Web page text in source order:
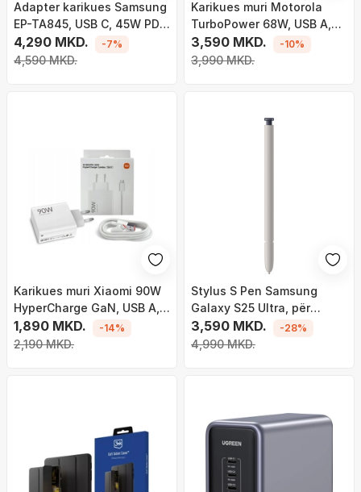
Adapter karikues Samsung
EP-TA845, USB C, 45W PD, i
zi
4,290 MKD.
4,590 MKD.
-7%
Karikues muri Motorola
TurboPower 68W, USB A,
USB C, i zi
3,590 MKD.
3,990 MKD.
-10%
Karikues muri Xiaomi 90W
HyperCharge GaN, USB A,
PD 6.1A, i bardhë
1,890 MKD.
2,190 MKD.
-14%
Stylus S Pen Samsung
Galaxy S25 Ultra, për
Galaxy S25 Ultra, i zi
3,590 MKD.
4,990 MKD.
-28%